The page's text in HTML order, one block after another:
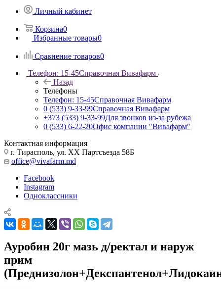
Личный кабинет
Корзина0
Избранные товары0
Сравнение товаров0
Телефон: 15-45Справочная Вивафарм
Назад
Телефоны
Телефон: 15-45Справочная Вивафарм
0 (533) 9-33-99Справочная Вивафарм
+373 (533) 9-33-99Для звонков из-за рубежа
0 (533) 6-22-20Офис компании "Вивафарм"
Контактная информация
г. Тирасполь, ул. ХХ Партсъезда 58Б
office@vivafarm.md
Facebook
Instagram
Одноклассники
Ауробин 20г мазь д/ректал и наруж
прим